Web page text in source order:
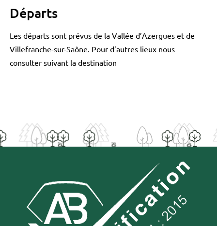
Départs
Les départs sont prévus de la Vallée d’Azergues et de
Villefranche-sur-Saône. Pour d’autres lieux nous
consulter suivant la destination